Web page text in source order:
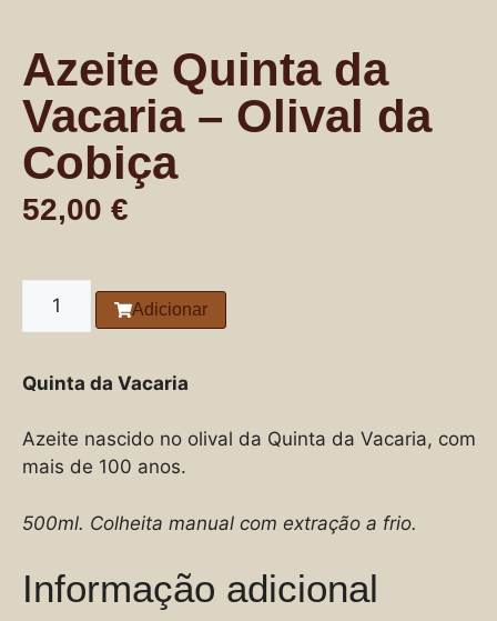
Azeite Quinta da
Vacaria – Olival da
Cobiça
52,00 €
Adicionar
Quinta da Vacaria
Azeite nascido no olival da Quinta da Vacaria, com
mais de 100 anos.
500ml. Colheita manual com extração a frio.
Informação adicional